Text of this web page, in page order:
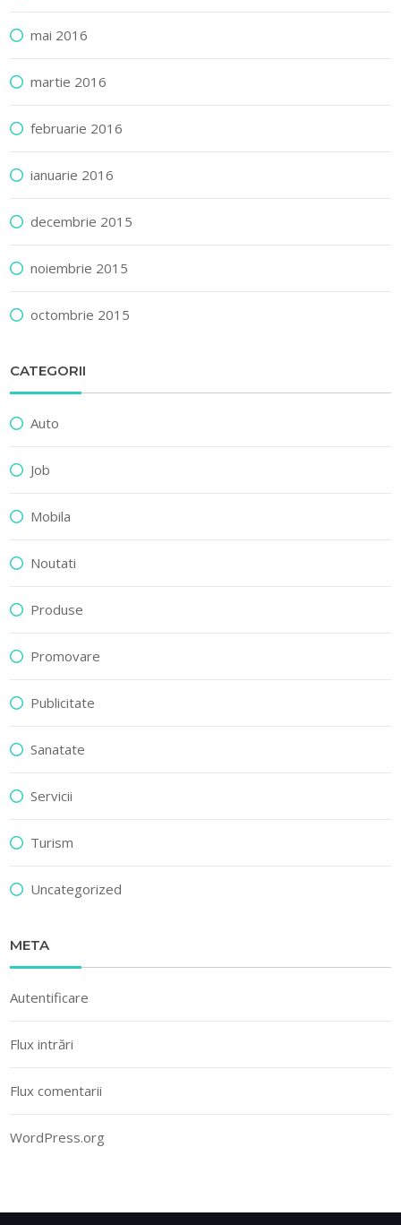
mai 2016
martie 2016
februarie 2016
ianuarie 2016
decembrie 2015
noiembrie 2015
octombrie 2015
CATEGORII
Auto
Job
Mobila
Noutati
Produse
Promovare
Publicitate
Sanatate
Servicii
Turism
Uncategorized
META
Autentificare
Flux intrări
Flux comentarii
WordPress.org